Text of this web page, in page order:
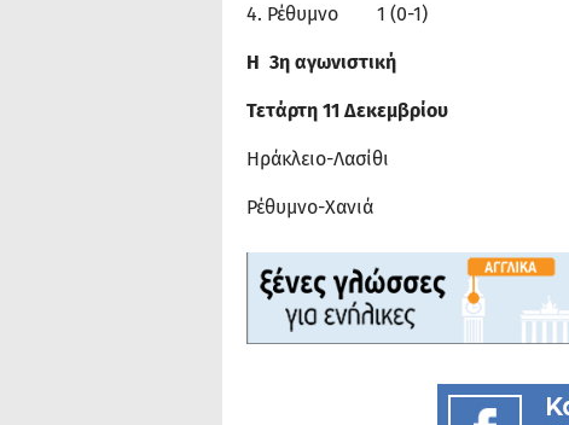
4. Ρέθυμνο 1 (0-1)
Η 3η αγωνιστική
Τετάρτη 11 Δεκεμβρίου
Ηράκλειο-Λασίθι
Ρέθυμνο-Χανιά